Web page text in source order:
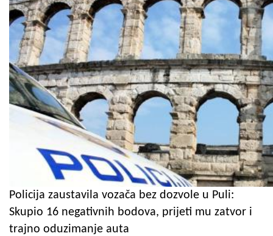
Policija zaustavila vozača bez dozvole u Puli:
Skupio 16 negativnih bodova, prijeti mu zatvor i
trajno oduzimanje auta